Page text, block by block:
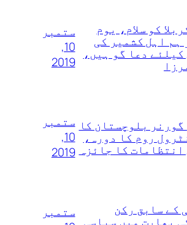
کو سلام، یوم
ہم اہل کشمیر کی
دعا گو ہیں،
ستمبر
10,
2019
بلوچستان کا
روم کا دورہ،
کا جائزہ
ستمبر
10,
2019
کے سابق رکن
بھارت میں سیاسی
ستمبر